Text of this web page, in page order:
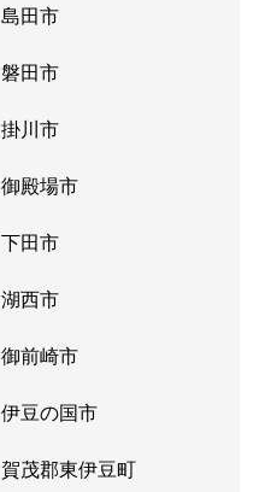
島田市
磐田市
掛川市
御殿場市
下田市
湖西市
御前崎市
伊豆の国市
賀茂郡東伊豆町